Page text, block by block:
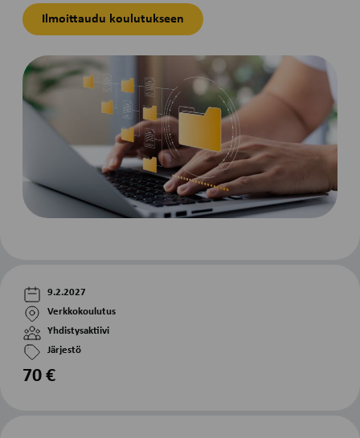
Ilmoittaudu koulutukseen
9.2.2027
Verkkokoulutus
Yhdistysaktiivi
Järjestö
70 €